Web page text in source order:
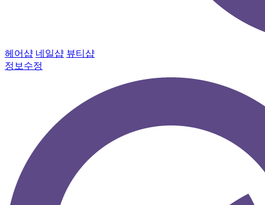
헤어샵 네일샵 뷰티샵
정보수정